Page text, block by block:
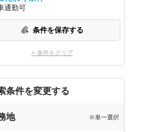
通勤可
条件を保存する
× 条件をクリア
条件を変更する
地 ※単一選択